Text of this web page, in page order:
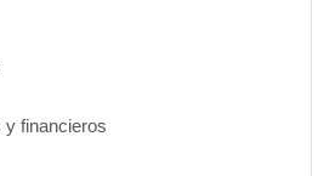
y financieros